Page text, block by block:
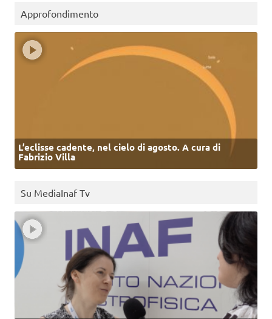
Approfondimento
L’eclisse cadente, nel cielo di agosto. A cura di
Fabrizio Villa
Su MediaInaf Tv